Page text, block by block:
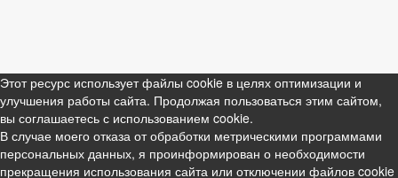
Этот ресурс использует файлы cookie в целях оптимизации и
улучшения работы сайта. Продолжая пользоваться этим сайтом,
вы соглашаетесь с использованием cookie.
В случае моего отказа от обработки метрическими программами
персональных данных, я проинформирован о необходимости
прекращения использования сайта или отключении файлов cookie